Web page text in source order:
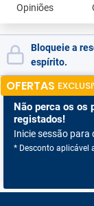
Opiniões
Bloqueie a
espírito.
OFERTAS
Não perca os os
registados!
Inicie sessão
* Desconto aplicável